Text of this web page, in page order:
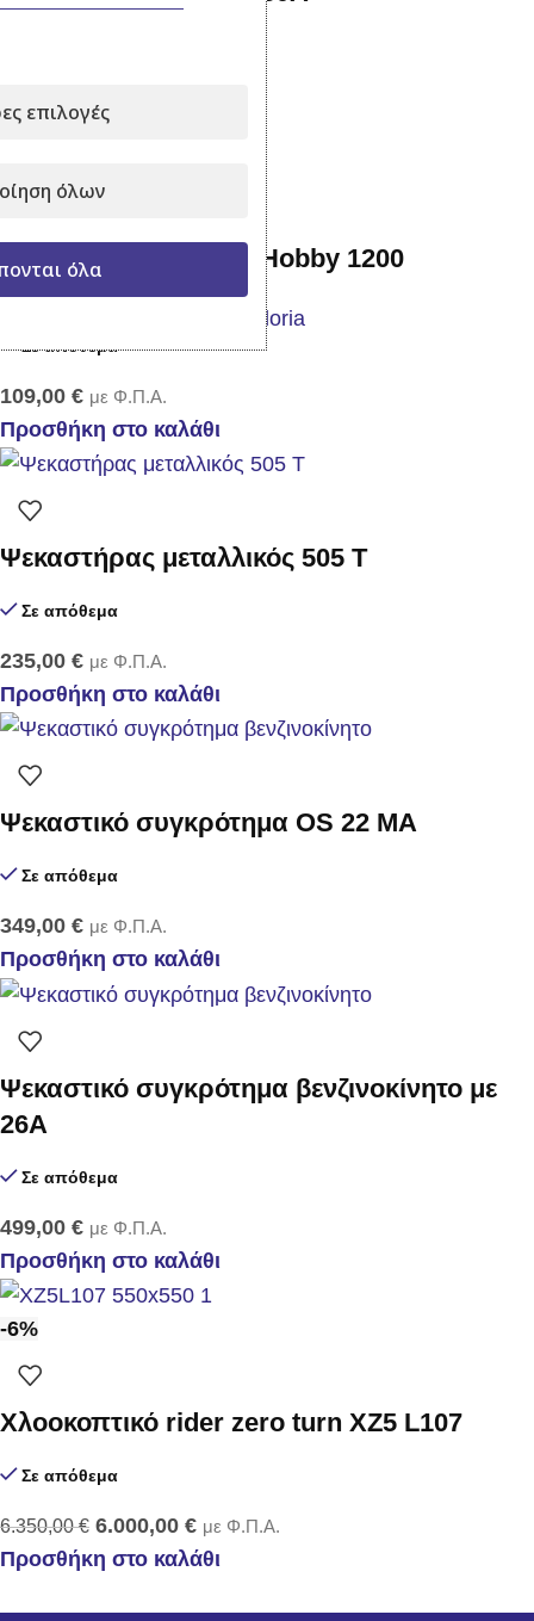
Προσθήκη στο καλάθι
Ψεκαστήρας πλάτης Hobby 1200
Σε απόθεμα
109,00 € με Φ.Π.Α.
Προσθήκη στο καλάθι
Ψεκαστήρας μεταλλικός 505 T
Σε απόθεμα
235,00 € με Φ.Π.Α.
Προσθήκη στο καλάθι
Ψεκαστικό συγκρότημα OS 22 MA
Σε απόθεμα
349,00 € με Φ.Π.Α.
Προσθήκη στο καλάθι
Ψεκαστικό συγκρότημα βενζινοκίνητο με
26Α
Σε απόθεμα
499,00 € με Φ.Π.Α.
Προσθήκη στο καλάθι
-6%
Χλοοκοπτικό rider zero turn XZ5 L107
Σε απόθεμα
6.350,00€ 6.000,00 € με Φ.Π.Α.
Προσθήκη στο καλάθι
επιλογές
όλων
όλα